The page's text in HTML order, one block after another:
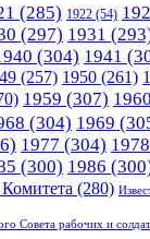
(285) 1922 (54)
(297) 1931
(304) 1941
(257) 1950 (261)
1959 (307) 1960
(304) 1969
1977 (304) 1978
(300) 1986
(280)
Совета рабочих и